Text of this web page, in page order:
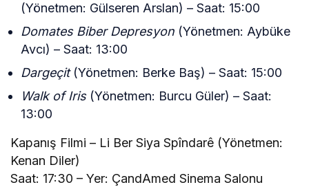
(Yönetmen: Gülseren Arslan) – Saat: 15:00
Domates Biber Depresyon (Yönetmen: Aybüke
Avcı) – Saat: 13:00
Dargeçit(Yönetmen: Berke Baş) – Saat: 15:00
Walk of Iris(Yönetmen: Burcu Güler) – Saat:
13:00
Kapanış Filmi – Li Ber Siya Spîndarê (Yönetmen:
Kenan Diler)
Saat: 17:30 – Yer: ÇandAmed Sinema Salonu